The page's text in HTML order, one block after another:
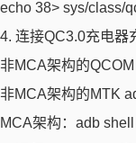
echo 38> sys/class/
4. 连接QC3.0充电
⾮MCA架构的
⾮MCA架构的MTK
MCA架构：adb